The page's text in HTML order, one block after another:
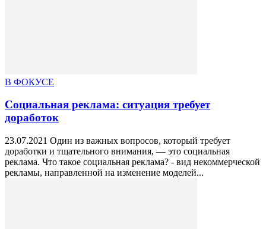
В ФОКУСЕ
Социальная реклама: ситуация требует
доработок
23.07.2021 Один из важных вопросов, который требует
доработки и тщательного внимания, — это социальная
реклама. Что такое социальная реклама? - вид некоммерческой
рекламы, направленной на изменение моделей...